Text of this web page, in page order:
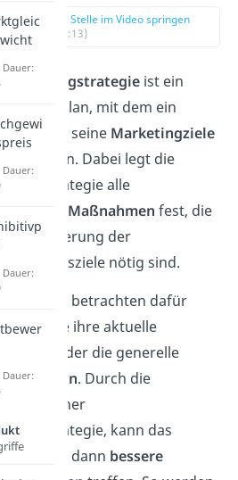
zur Stelle im Video springen
(00:13)
Marketingstrategieist ein
Plan, mit dem ein
seine Marketingziele
kann. Dabei legt die
alle
Maßnahmen fest, die
Realisierung der
nötig sind.
betrachten dafür
ihre aktuelle
oder die generelle
. Durch die
einer
kann das
dann bessere
Dauer:
Dauer:
Dauer:
Dauer: